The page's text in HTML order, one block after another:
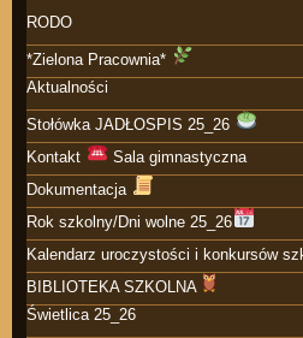
RODO
*Zielona Pracownia*
Aktualności
Stołówka JADŁOSPIS 25_26
Kontakt
Sala gimnastyczna
Dokumentacja
Rok szkolny/Dni wolne 25_26
Kalendarz uroczystości i konkursów
BIBLIOTEKA SZKOLNA
Świetlica 25_26